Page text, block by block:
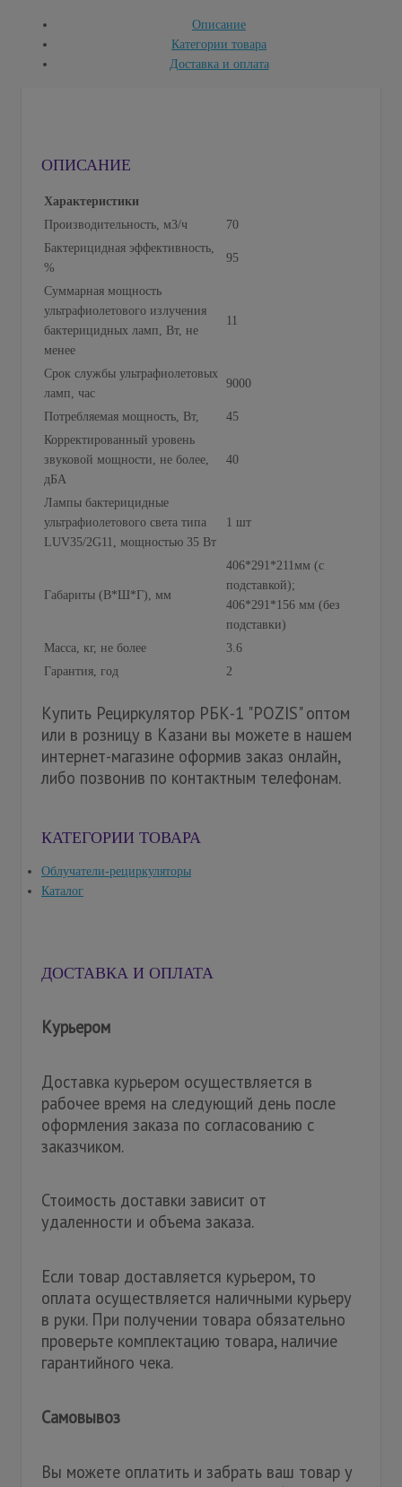
Описание
Категории товара
Доставка и оплата
ОПИСАНИЕ
Характеристики
Производительность, м3/ч
70
Бактерицидная эффективность,
%
95
Суммарная мощность
ультрафиолетового излучения
бактерицидных ламп, Вт, не
менее
11
Срок службы ультрафиолетовых
ламп, час
9000
Потребляемая мощность, Вт,
45
Корректированный уровень
звуковой мощности, не более,
дБА
40
Лампы бактерицидные
ультрафиолетового света типа
LUV35/2G11, мощностью 35 Вт
1 шт
Габариты (В*Ш*Г), мм
406*291*211мм (с
подставкой);
406*291*156 мм (без
подставки)
Масса, кг, не более
3.6
Гарантия, год
2
Купить Рециркулятор РБК-1 "POZIS" оптом
или в розницу в Казани вы можете в нашем
интернет-магазине оформив заказ онлайн,
либо позвонив по контактным телефонам.
КАТЕГОРИИ ТОВАРА
Облучатели-рециркуляторы
Каталог
ДОСТАВКА И ОПЛАТА
Курьером
Доставка курьером осуществляется в
рабочее время на следующий день после
оформления заказа по согласованию с
заказчиком.
Стоимость доставки зависит от
удаленности и объема заказа.
Если товар доставляется курьером, то
оплата осуществляется наличными курьеру
в руки. При получении товара обязательно
проверьте комплектацию товара, наличие
гарантийного чека.
Самовывоз
Вы можете оплатить и забрать ваш товар у